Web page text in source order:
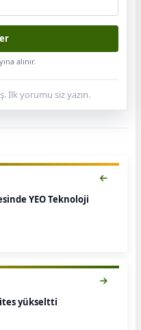
alınır.
İlk yorumu siz yazın.
YEO Teknoloji
yükseltti